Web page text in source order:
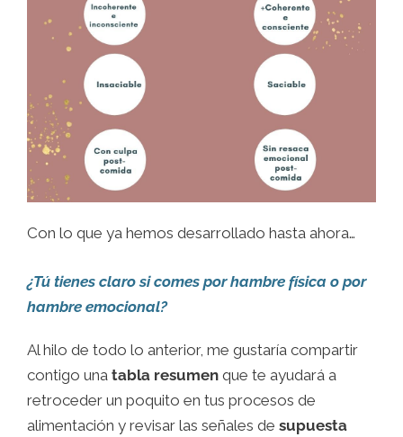
Con lo que ya hemos desarrollado hasta ahora…
¿Tú tienes claro si comes por hambre física o por
hambre emocional?
Al hilo de todo lo anterior, me gustaría compartir
contigo una tabla resumen que te ayudará a
retroceder un poquito en tus procesos de
alimentación y revisar las señales de supuesta